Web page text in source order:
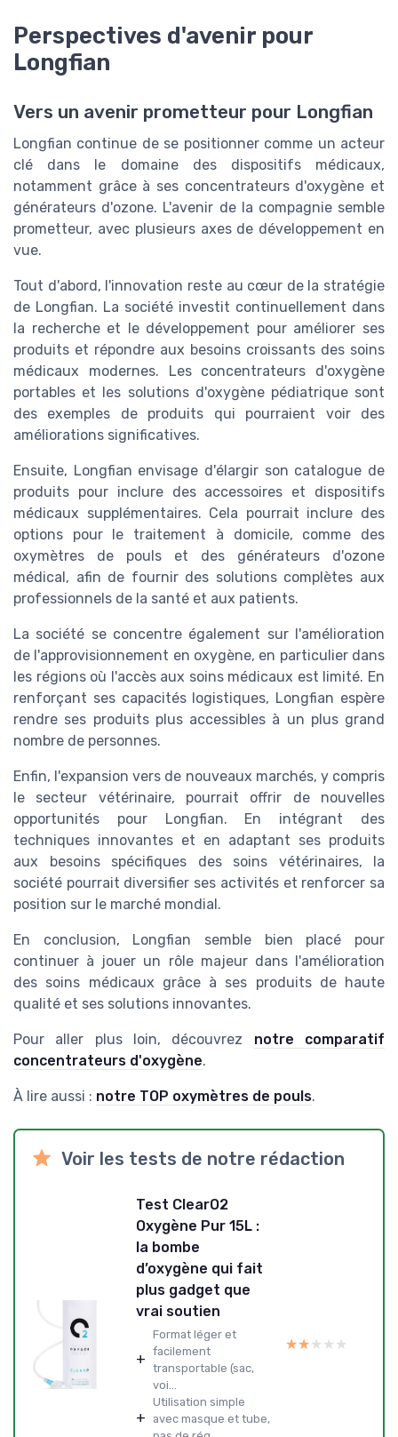
Perspectives d'avenir pour
Longfian
Vers un avenir prometteur pour Longfian
Longfian continue de se positionner comme un acteur
clé dans le domaine des dispositifs médicaux,
notamment grâce à ses concentrateurs d'oxygène et
générateurs d'ozone. L'avenir de la compagnie semble
prometteur, avec plusieurs axes de développement en
vue.
Tout d'abord, l'innovation reste au cœur de la stratégie
de Longfian. La société investit continuellement dans
la recherche et le développement pour améliorer ses
produits et répondre aux besoins croissants des soins
médicaux modernes. Les concentrateurs d'oxygène
portables et les solutions d'oxygène pédiatrique sont
des exemples de produits qui pourraient voir des
améliorations significatives.
Ensuite, Longfian envisage d'élargir son catalogue de
produits pour inclure des accessoires et dispositifs
médicaux supplémentaires. Cela pourrait inclure des
options pour le traitement à domicile, comme des
oxymètres de pouls et des générateurs d'ozone
médical, afin de fournir des solutions complètes aux
professionnels de la santé et aux patients.
La société se concentre également sur l'amélioration
de l'approvisionnement en oxygène, en particulier dans
les régions où l'accès aux soins médicaux est limité. En
renforçant ses capacités logistiques, Longfian espère
rendre ses produits plus accessibles à un plus grand
nombre de personnes.
Enfin, l'expansion vers de nouveaux marchés, y compris
le secteur vétérinaire, pourrait offrir de nouvelles
opportunités pour Longfian. En intégrant des
techniques innovantes et en adaptant ses produits
aux besoins spécifiques des soins vétérinaires, la
société pourrait diversifier ses activités et renforcer sa
position sur le marché mondial.
En conclusion, Longfian semble bien placé pour
continuer à jouer un rôle majeur dans l'amélioration
des soins médicaux grâce à ses produits de haute
qualité et ses solutions innovantes.
Pour aller plus loin, découvrez notre comparatif
concentrateurs d'oxygène.
À lire aussi : notre TOP oxymètres de pouls.
Voir les tests de notre rédaction
Test ClearO2
Oxygène Pur 15L :
la bombe
d’oxygène qui fait
plus gadget que
vrai soutien
+
Format léger et
facilement
transportable (sac,
voi...
+
Utilisation simple
avec masque et tube,
★★★★★
★★★★★